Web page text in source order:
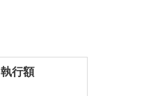
執行額